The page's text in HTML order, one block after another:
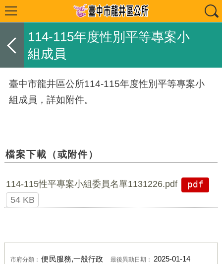
114-115年度性別平等專案小
組成員
臺中市龍井區公所114-115年度性別平等專案小
組成員，詳如附件。
檔案下載（或附件）
114-115性平專案小組委員名單1131226.pdf
pdf
54 KB
市府分類：便民服務,一般行政 最後異動日期： 2025-01-14